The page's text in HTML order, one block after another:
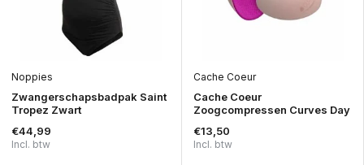
Noppies
Zwangerschapsbadpak Saint
Tropez Zwart
€44,99
Incl. btw
Cache Coeur
Cache Coeur
Zoogcompressen Curves Day
€13,50
Incl. btw